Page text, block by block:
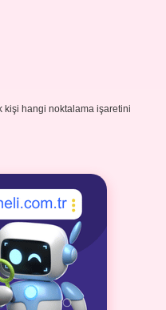
kişi hangi noktalama işaretini